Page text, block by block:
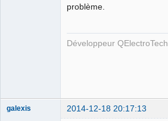
problème.
Développeur QElectroTech
galexis 2014-12-18 20:17:13